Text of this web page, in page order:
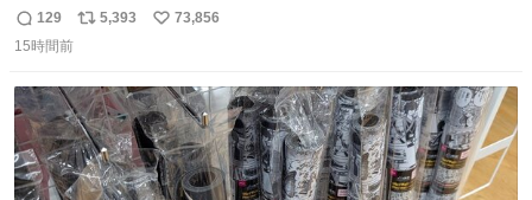
返
信
129
リ
ト
数
5,393
い
数
73,856
15時間前